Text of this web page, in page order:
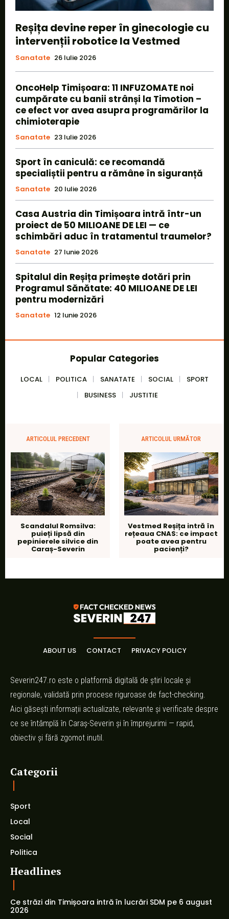
Reșița devine reper în ginecologie cu
intervenții robotice la Vestmed
Sanatate 26 Iulie 2026
OncoHelp Timișoara: 11 INFUZOMATE noi
cumpărate cu banii strânși la Timotion –
ce efect vor avea asupra programărilor la
chimioterapie
Sanatate 23 Iulie 2026
Sport în caniculă: ce recomandă
specialiștii pentru a rămâne în siguranță
Sanatate 20 Iulie 2026
Casa Austria din Timișoara intră într-un
proiect de 50 MILIOANE DE LEI — ce
schimbări aduc în tratamentul traumelor?
Sanatate 27 Iunie 2026
Spitalul din Reșița primește dotări prin
Programul Sănătate: 40 MILIOANE DE LEI
pentru modernizări
Sanatate 12 Iunie 2026
Popular Categories
LOCAL POLITICA SANATATE SOCIAL
SPORT
BUSINESS
JUSTITIE
ARTICOLUL PRECEDENT
Scandalul Romsilva:
puieți lipsă din
pepinierele silvice din
Caraș-Severin
ARTICOLUL URMĂTOR
Vestmed Reșița intră în
rețeaua CNAS: ce impact
poate avea pentru
pacienți?
ABOUT US CONTACT PRIVACY POLICY
Severin247.ro este o platformă digitală de știri locale și
regionale, validată prin procese riguroase de fact-checking.
Aici găsești informații actualizate, relevante și verificate despre
ce se întâmplă în Caraș-Severin și în împrejurimi — rapid,
obiectiv și fără zgomot inutil.
Categorii
Sport
Local
Social
Politica
Headlines
Ce străzi din Timișoara intră în lucrări SDM pe 6 august
2026